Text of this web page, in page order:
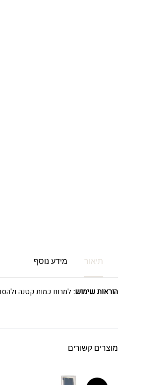
תיאור מידע נוסף
הוראות שימוש:למרוח כמות קטנה
מוצרים קשורים